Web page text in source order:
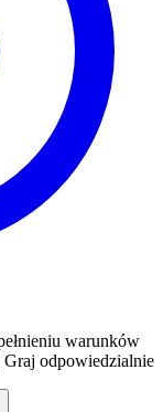
warunków
Graj odpowiedzialnie